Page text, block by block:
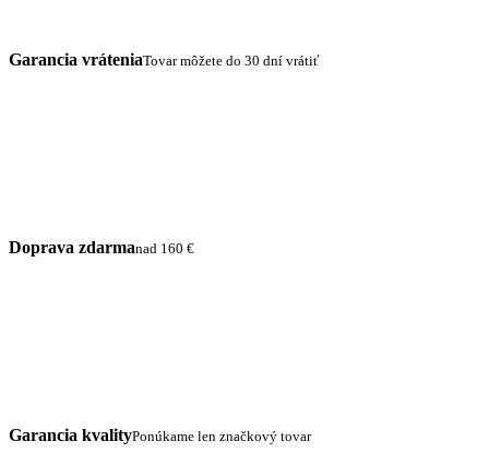
Garancia vráteniaTovar môžete do 30 dní vrátiť
Doprava zdarmanad 160 €
Garancia kvalityPonúkame len značkový tovar